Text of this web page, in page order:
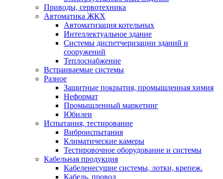
Приводы, сервотехника
Автоматика ЖКХ
Автоматизация котельных
Интеллектуальное здание
Системы диспетчеризации зданий и
сооружений
Теплоснабжение
Встраиваемые системы
Разное
Защитные покрытия, промышленная химия
Неформат
Промышленный маркетинг
Юбилеи
Испытания, тестирование
Виброиспытания
Климатические камеры
Тестировочное оборудование и системы
Кабельная продукция
Кабеленесущие системы, лотки, крепеж.
Кабель, провод